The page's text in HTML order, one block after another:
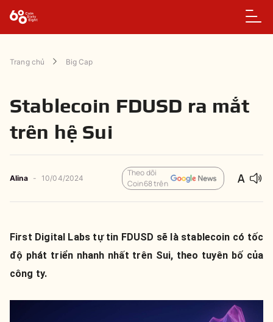
Trang chủ Big Cap
Stablecoin FDUSD ra mắt
trên hệ Sui
Alina - 10/04/2024
Theo dõi
Coin68 trên
First Digital Labs tự tin FDUSD sẽ là stablecoin có tốc
độ phát triển nhanh nhất trên Sui, theo tuyên bố của
công ty.